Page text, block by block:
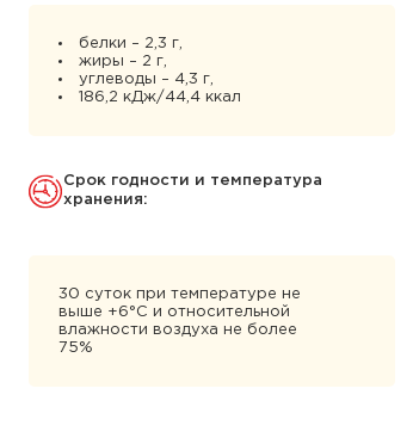
белки – 2,3 г,
жиры – 2 г,
углеводы – 4,3 г,
186,2 кДж/44,4 ккал
Cрок годности и температура
хранения:
30 суток при температуре не
выше +6°С и относительной
влажности воздуха не более
75%